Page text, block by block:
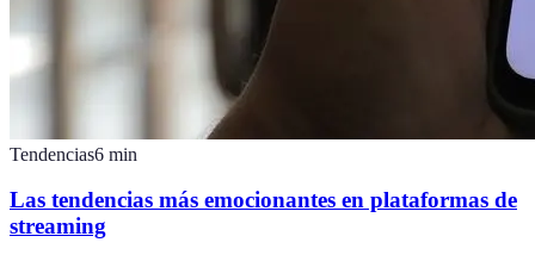
Tendencias6 min
Las tendencias más emocionantes en plataformas de
streaming